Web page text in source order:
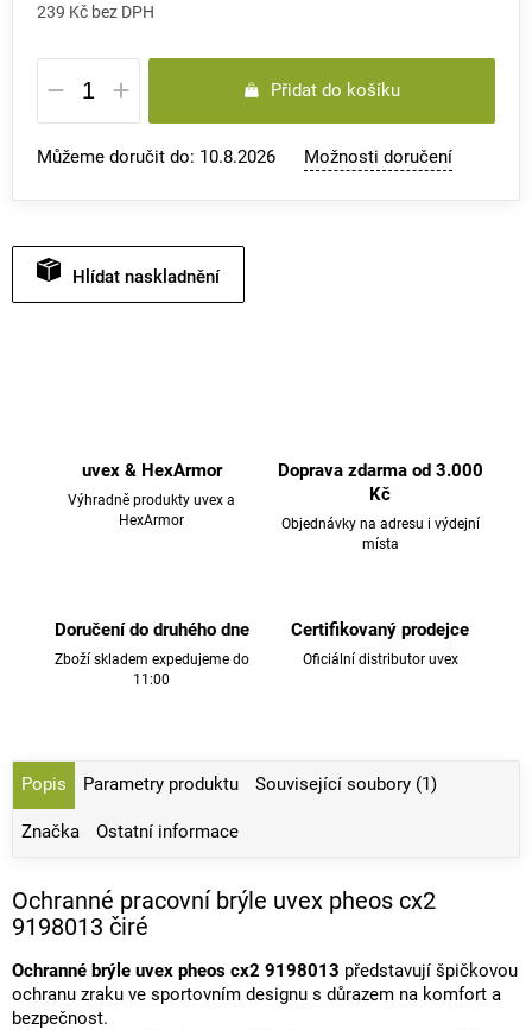
239 Kč bez DPH
Měrná
cena:
Přidat do košíku
Můžeme doručit do: 10.8.2026 Možnosti doručení
Hlídat
uvex & HexArmor
Výhradně produkty uvex a
HexArmor
Doprava zdarma od 3.000
Kč
Objednávky na adresu i výdejní
místa
Doručení do druhého dne
Zboží skladem expedujeme do
11:00
Certifikovaný prodejce
Oficiální distributor uvex
Popis Parametry produktu Související soubory (1)
Značka Ostatní informace
Ochranné pracovní brýle uvex pheos cx2
9198013 čiré
Ochranné brýle uvex pheos cx2 9198013 představují špičkovou
ochranu zraku ve sportovním designu s důrazem na komfort a
bezpečnost.